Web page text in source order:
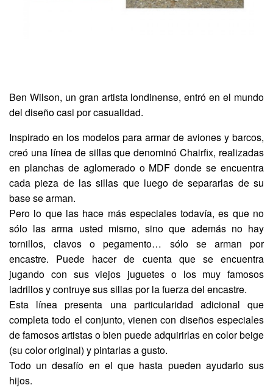
Ben Wilson, un gran artista londinense, entró en el mundo
del diseño casi por casualidad.
Inspirado en los modelos para armar de aviones y barcos,
creó una línea de sillas que denominó Chairfix, realizadas
en planchas de aglomerado o MDF donde se encuentra
cada pieza de las sillas que luego de separarlas de su
base se arman.
Pero lo que las hace más especiales todavía, es que no
sólo las arma usted mismo, sino que además no hay
tornillos, clavos o pegamento… sólo se arman por
encastre. Puede hacer de cuenta que se encuentra
jugando con sus viejos juguetes o los muy famosos
ladrillos y contruye sus sillas por la fuerza del encastre.
Esta línea presenta una particularidad adicional que
completa todo el conjunto, vienen con diseños especiales
de famosos artistas o bien puede adquirirlas en color beige
(su color original) y pintarlas a gusto.
Todo un desafío en el que hasta pueden ayudarlo sus
hijos.